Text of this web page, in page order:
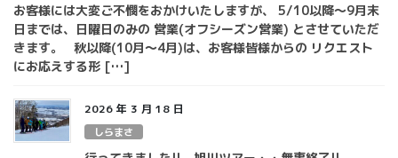
お客様には大変ご不憫をおかけいたしますが、 5/10以降～9月末
日までは、日曜日のみの 営業(オフシーズン営業) とさせていただ
きます。 秋以降(10月～4月)は、お客様皆様からの リクエスト
にお応えする形 […]
2026 年 3 月 18 日
しらまさ